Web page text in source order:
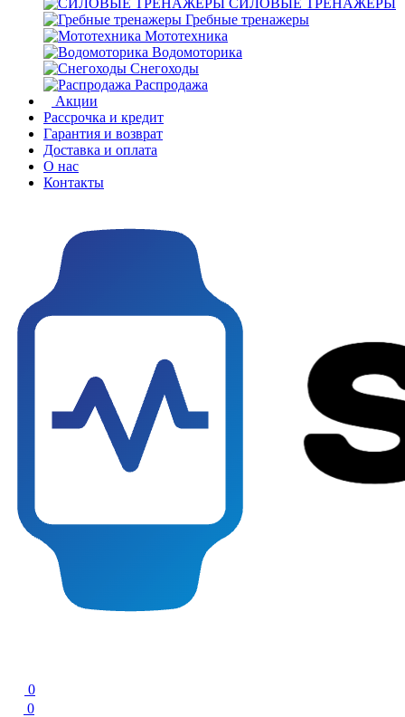
СИЛОВЫЕ ТРЕНАЖЕРЫ
Гребные тренажеры
Мототехника
Водомоторика
Снегоходы
Распродажа
Акции
Рассрочка и кредит
Гарантия и возврат
Доставка и оплата
О нас
Контакты
0
0